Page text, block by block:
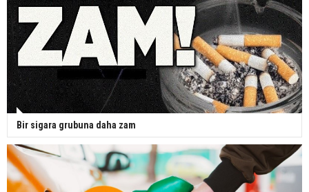
Bir sigara grubuna daha zam